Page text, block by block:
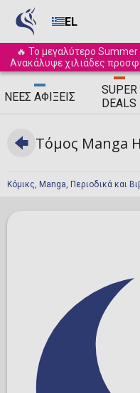
EL
🔥 Το μεγαλύτερο Summer
Ανακάλυψε χιλιάδες
ΝΈΕΣ ΑΦΊΞΕΙΣ
SUPER
DEALS
Κόμικς, Manga, Περιοδικά και
Τόμος Manga